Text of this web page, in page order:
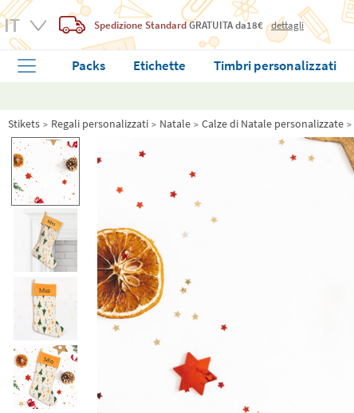
Spedizione StandardGRATUITAda18€ dettagli
Packs Etichette Timbri personalizzati
Stikets Regali personalizzati Natale Calze di Natale personalizzate